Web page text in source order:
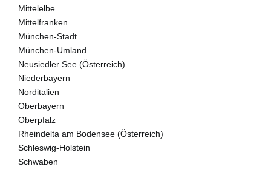
Mittelelbe
Mittelfranken
München-Stadt
München-Umland
Neusiedler See (Österreich)
Niederbayern
Norditalien
Oberbayern
Oberpfalz
Rheindelta am Bodensee (Österreich)
Schleswig-Holstein
Schwaben